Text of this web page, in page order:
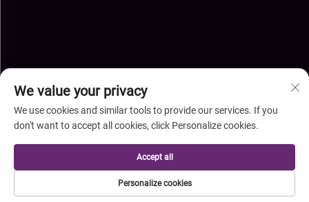
Urheberrecht © Hebei Xingye Import Export Co., Ltd. Alle Rechte
Datenschutzrichtlinie
We value your privacy
We use cookies and similar tools to provide our services. If you
don't want to accept all cookies, click Personalize cookies.
Personalize cookies
Accept all